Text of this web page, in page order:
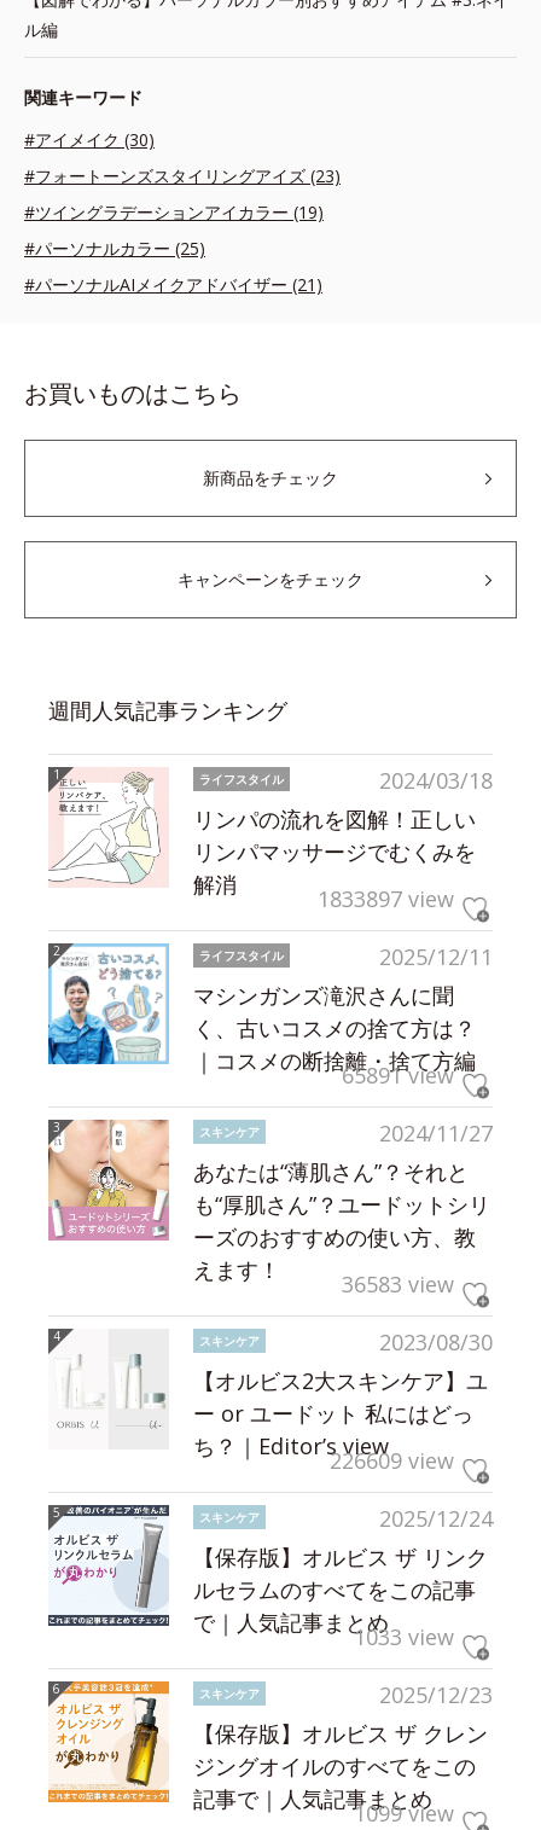
ル編
関連キーワード
#アイメイク (30)
#フォートーンズスタイリングアイズ (23)
#ツイングラデーションアイカラー (19)
#パーソナルカラー (25)
#パーソナルAIメイクアドバイザー (21)
お買いものはこちら
新商品をチェック
キャンペーンをチェック
週間人気記事ランキング
2024/03/18
ライフスタイル
リンパの流れを図解！正しい
リンパマッサージでむくみを
解消
1833897 view
2025/12/11
ライフスタイル
マシンガンズ滝沢さんに聞
く、古いコスメの捨て方は？
｜コスメの断捨離・捨て方編
65891 view
2024/11/27
スキンケア
あなたは“薄肌さん”？それと
も“厚肌さん”？ユードットシリ
ーズのおすすめの使い方、教
えます！
36583 view
2023/08/30
スキンケア
【オルビス2大スキンケア】ユ
ー or ユードット 私にはどっ
ち？｜Editor’s view226609 view
2025/12/24
スキンケア
【保存版】オルビス ザ リンク
ルセラムのすべてをこの記事
で｜人気記事まとめ1033 view
2025/12/23
スキンケア
【保存版】オルビス ザ クレン
ジングオイルのすべてをこの
記事で｜人気記事まとめ
1099 view